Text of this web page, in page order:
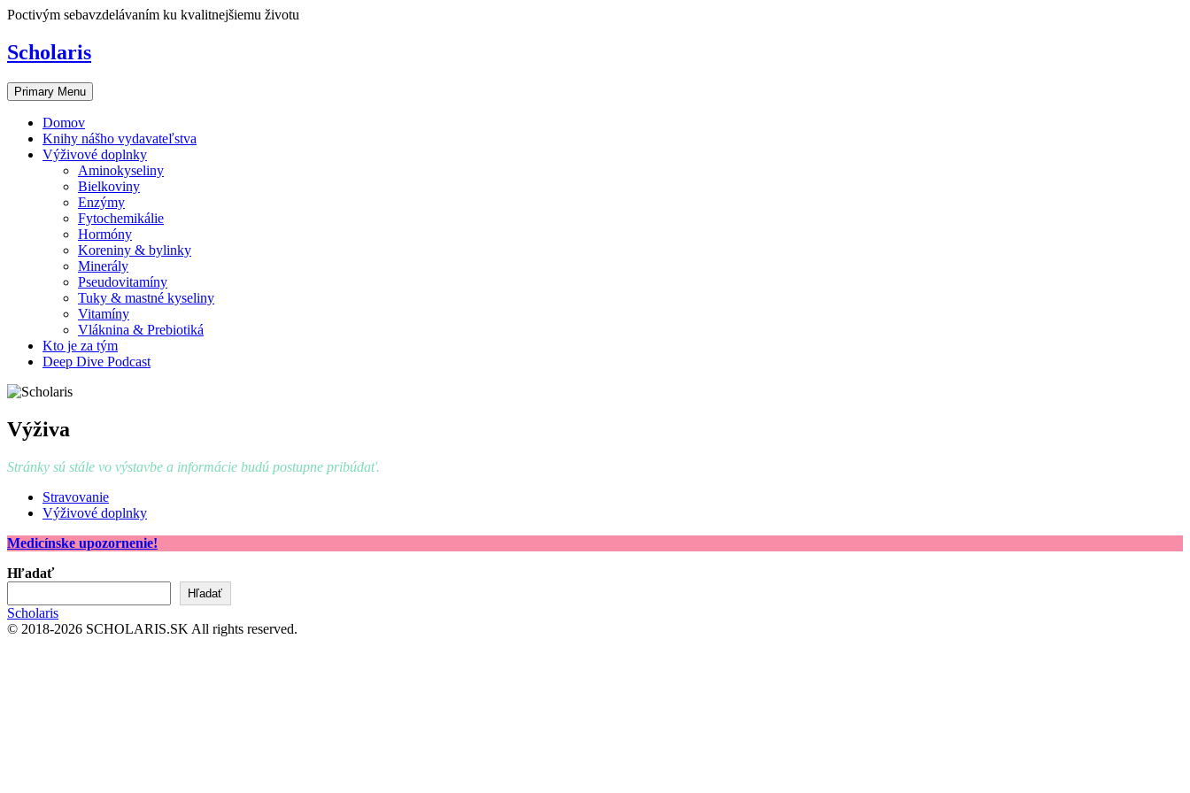
Skip
content
Poctivým sebavzdelávaním ku kvalitnejšiemu životu
Scholaris
Primary Menu
Domov
Knihy nášho vydavateľstva
Výživové doplnky
Aminokyseliny
Bielkoviny
Enzýmy
Fytochemikálie
Hormóny
Koreniny & bylinky
Minerály
Pseudovitamíny
Tuky & mastné kyseliny
Vitamíny
Vláknina & Prebiotiká
Kto je za tým
Deep Dive Podcast
Výživa
Stránky sú stále vo výstavbe a informácie budú postupne pribúdať.
Stravovanie
Výživové doplnky
Medicínske upozornenie!
Hľadať
Hľadať
Scholaris
© 2018-2026 SCHOLARIS.SK All rights reserved.